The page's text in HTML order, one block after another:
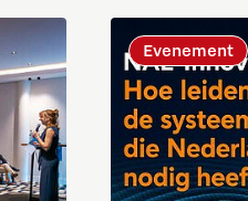
Evenement